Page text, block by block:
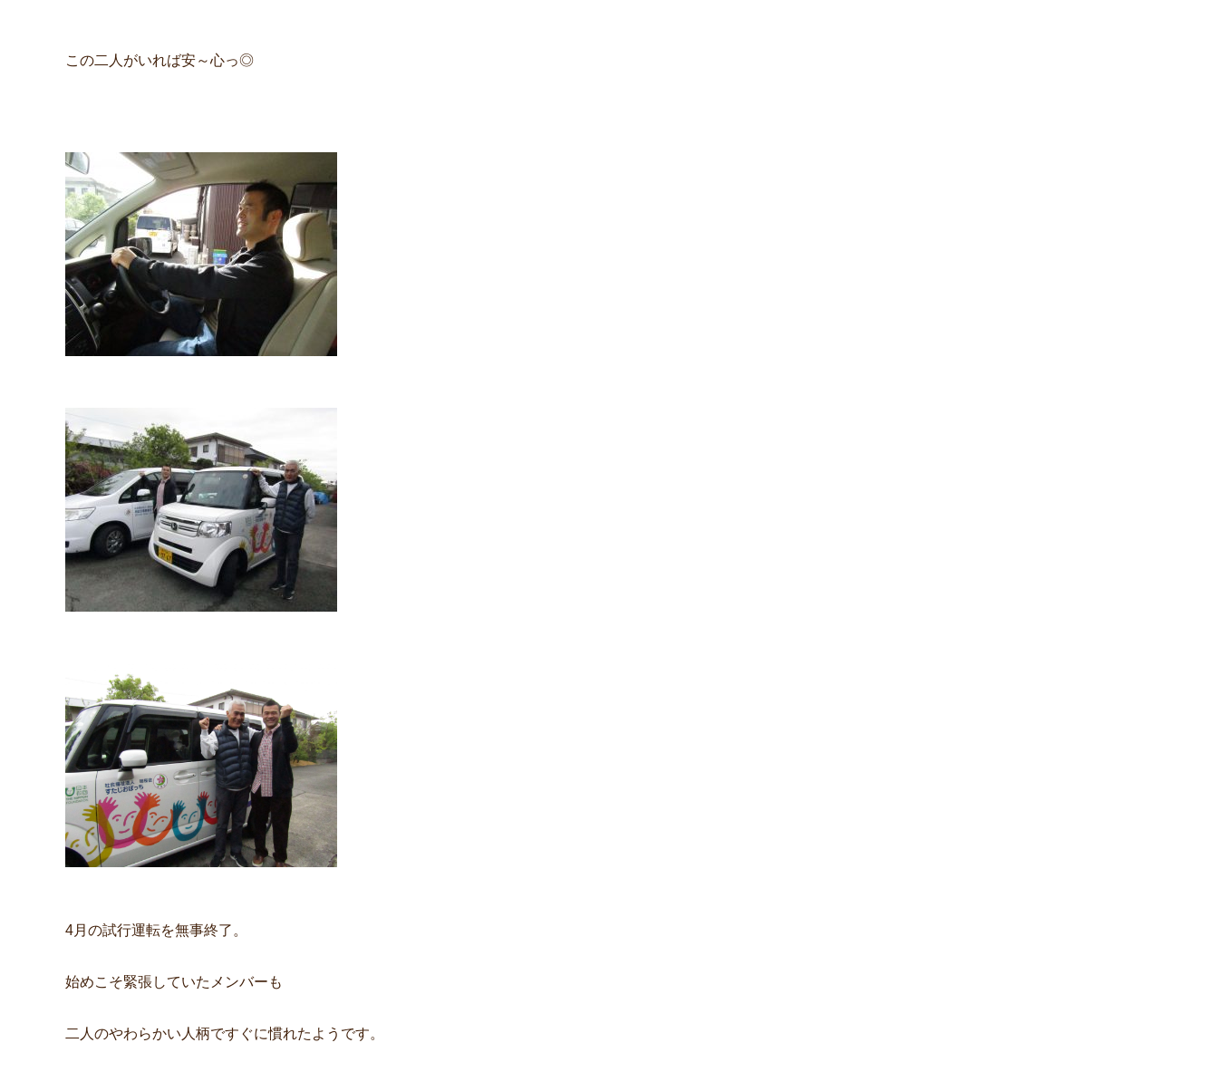
この二人がいれば安～心っ◎
4月の試行運転を無事終了。
始めこそ緊張していたメンバーも
二人のやわらかい人柄ですぐに慣れたようです。